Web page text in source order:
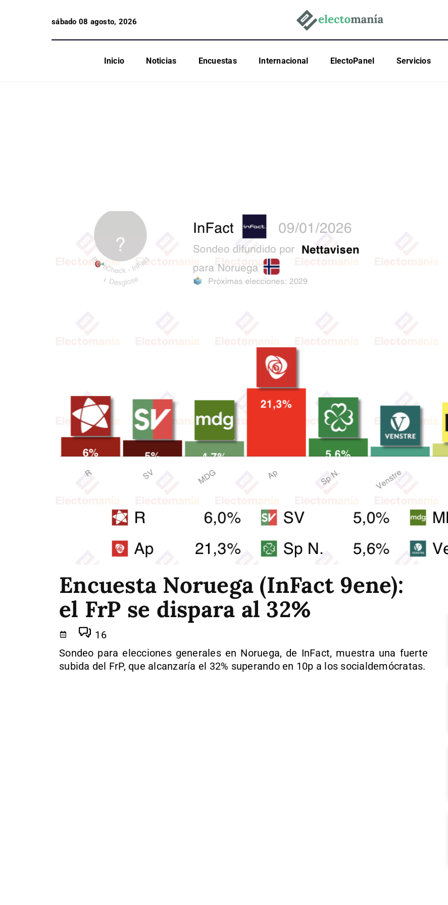
sábado 08 agosto, 2026
Inicio Noticias Encuestas Internacional ElectoPanel Servicios
Encuesta Noruega (InFact 9ene):
el FrP se dispara al 32%
16
Sondeo para elecciones generales en Noruega, de InFact, muestra una fuerte
subida del FrP, que alcanzaría el 32% superando en 10p a los socialdemócratas.